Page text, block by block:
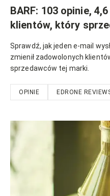
BARF: 103 opinie,
klientów, który
Sprawdź, jak jeden e-mail
zmienił zadowolonych
sprzedawców tej marki.
OPINIE EDRONE